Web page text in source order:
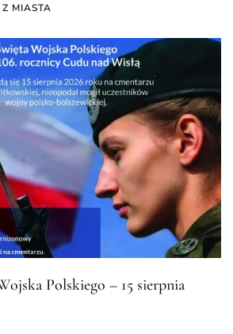
MIASTA
Polskiego – 15 sierpnia